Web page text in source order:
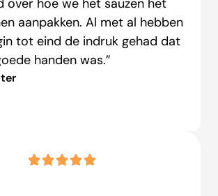
over hoe we het sauzen het
aanpakken. Al met al hebben
tot eind de indruk gehad dat
handen was.”